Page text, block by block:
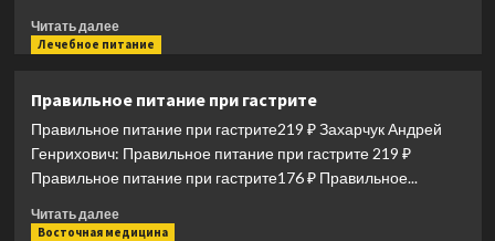
Читать далееПрочитать
больше
—
солнечный
источник
долгожителей
Лечебное питание
Правильное питание при гастрите
Правильное питание при гастрите219 ₽ Захарчук Андрей
Генрихович: Правильное питание при гастрите 219 ₽
Правильное питание при гастрите176 ₽ Правильное...
Читать далееПрочитать
больше
Восточная медицина